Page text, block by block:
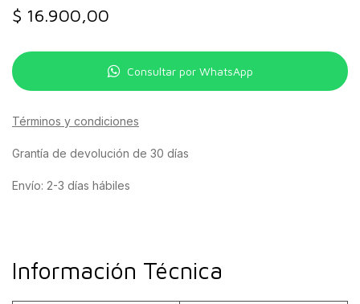
$ 16.900,00
Consultar por WhatsApp
Términos y condiciones
Grantía de devolución de 30 días
Envío: 2-3 días hábiles
Información Técnica